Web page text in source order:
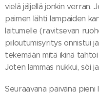
vielä jäljellä jonkin verran.
paimen lähti lampaiden
laitumelle (ravitsevan
piiloutumisyritys onnistui
tekemään mitä ikinä
Joten lammas nukkui, söi
Seuraavana päivänä pieni